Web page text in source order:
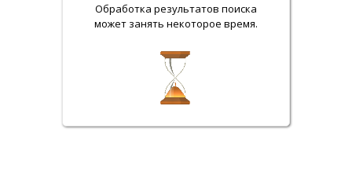
Обработка результатов поиска
может занять некоторое время.